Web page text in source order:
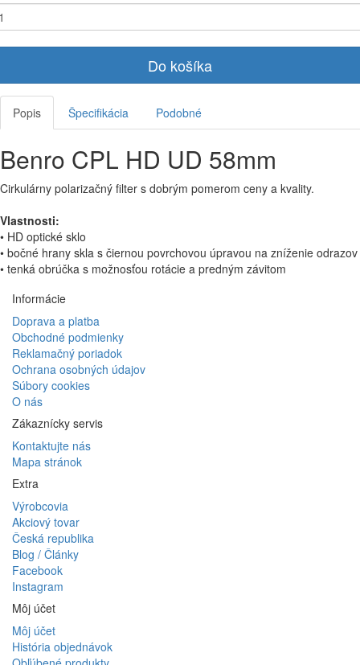
Do košíka
Popis Špecifikácia Podobné
Benro CPL HD UD 58mm
Cirkulárny polarizačný filter s dobrým pomerom ceny a kvality.
Vlastnosti:
• HD optické sklo
• bočné hrany skla s čiernou povrchovou úpravou na zníženie odrazov
• tenká obrúčka s možnosťou rotácie a predným závitom
Informácie
Doprava a platba
Obchodné podmienky
Reklamačný poriadok
Ochrana osobných údajov
Súbory cookies
O nás
Zákaznícky servis
Kontaktujte nás
Mapa stránok
Extra
Výrobcovia
Akciový tovar
Česká republika
Blog / Články
Facebook
Instagram
Môj účet
Môj účet
História objednávok